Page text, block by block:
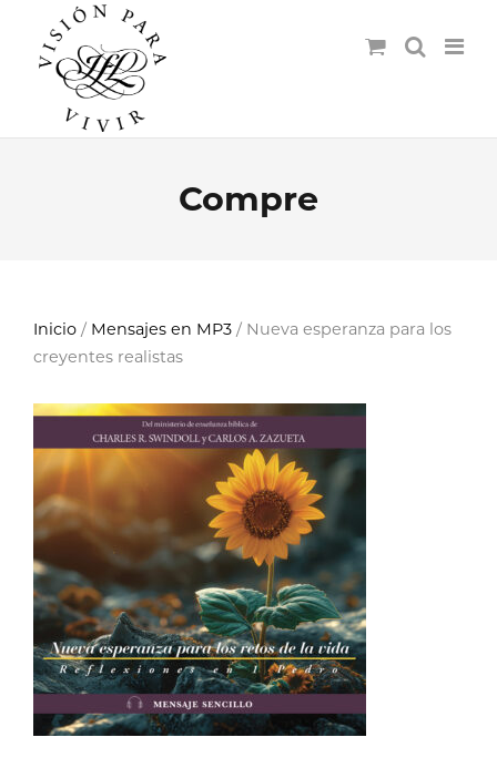
Compre
Inicio / Mensajes en MP3 / Nueva esperanza para los
creyentes realistas